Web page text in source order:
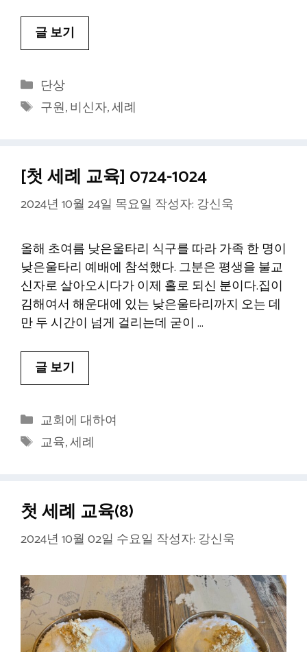
글 보기
카
테
고
단상
태
구원,비신자,세례
[첫 세례 교육] 0724-1024
2024년 10월 24일 목요일 작성자: 강신욱
올해 초여름 낮은울타리 식구를 따라 가족 한 명이
낮은울타리 예배에 참석했다. 그분은 평생을 불교
신자로 살아오시다가 이제 홀로 되신 분이다.집이
김해여서 해운대에 있는 낮은울타리까지 오는 데
만 두 시간이 넘게 걸리는데 굳이 …
글 보기
카
테
교회에 대하여
태
교육,세례
첫 세례 교육(8)
2024년 10월 02일 수요일 작성자: 강신욱